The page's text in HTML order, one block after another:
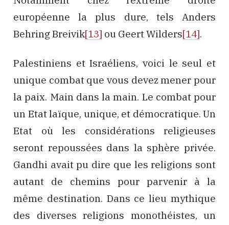
européenne la plus dure, tels Anders
Behring Breivik[13] ou Geert Wilders[14].
Palestiniens et Israéliens, voici le seul et
unique combat que vous devez mener pour
la paix. Main dans la main. Le combat pour
un Etat laïque, unique, et démocratique. Un
Etat où les considérations religieuses
seront repoussées dans la sphère privée.
Gandhi avait pu dire que les religions sont
autant de chemins pour parvenir à la
même destination. Dans ce lieu mythique
des diverses religions monothéistes, un